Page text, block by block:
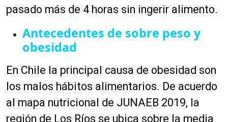
pasado más de 4 horas sin ingerir alimento.
Antecedentes de sobre peso y
obesidad
En Chile la principal causa de obesidad son
los malos hábitos alimentarios. De acuerdo
al mapa nutricional de JUNAEB 2019, la
región de Los Ríos se ubica sobre la media